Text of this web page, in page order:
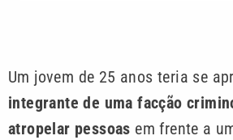
Um jovem de 25 anos teria se
integrante de uma facção
atropelar pessoas em frente a